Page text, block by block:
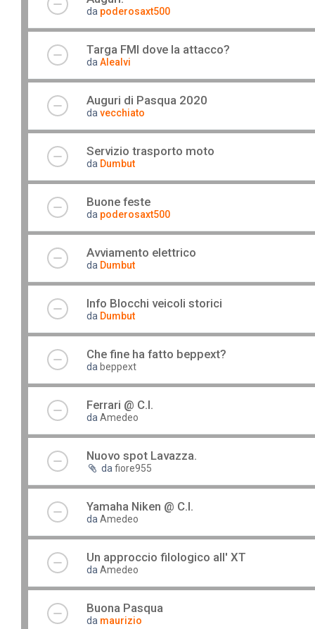
da poderosaxt500
Targa FMI dove la attacco?
da Alealvi
Auguri di Pasqua 2020
da vecchiato
Servizio trasporto moto
da Dumbut
Buone feste
da poderosaxt500
Avviamento elettrico
da Dumbut
Info Blocchi veicoli storici
da Dumbut
Che fine ha fatto beppext?
da beppext
Ferrari @ C.I.
da Amedeo
Nuovo spot Lavazza.
da fiore955
Yamaha Niken @ C.I.
da Amedeo
Un approccio filologico all' XT
da Amedeo
Buona Pasqua
da maurizio